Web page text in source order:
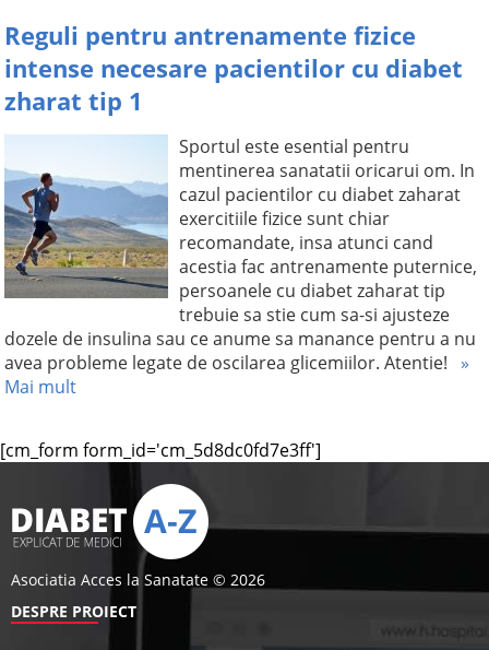
Reguli pentru antrenamente fizice
intense necesare pacientilor cu diabet
zharat tip 1
Sportul este esential pentru
mentinerea sanatatii oricarui om. In
cazul pacientilor cu diabet zaharat
exercitiile fizice sunt chiar
recomandate, insa atunci cand
acestia fac antrenamente puternice,
persoanele cu diabet zaharat tip
trebuie sa stie cum sa-si ajusteze
dozele de insulina sau ce anume sa manance pentru a nu
avea probleme legate de oscilarea glicemiilor. Atentie! »
Mai mult
[cm_form form_id='cm_5d8dc0fd7e3ff']
Asociatia Acces la Sanatate © 2026
DESPRE PROIECT